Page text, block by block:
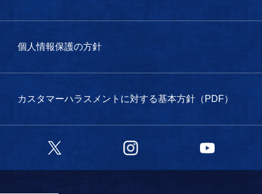
個人情報保護の方針
カスタマーハラスメントに対する基本方針（PDF）
Twitter Instagram YouTube